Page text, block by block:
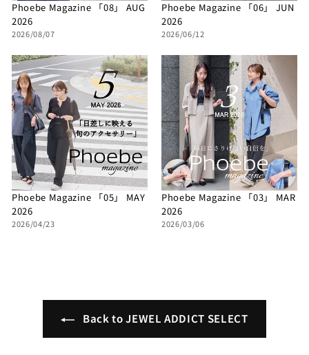
Phoebe Magazine 「08」 AUG
2026
2026/08/07
Phoebe Magazine 「06」 JUN
2026
2026/06/12
Phoebe Magazine 「05」 MAY
2026
2026/04/23
Phoebe Magazine 「03」 MAR
2026
2026/03/06
Back to JEWEL ADDICT SELECT